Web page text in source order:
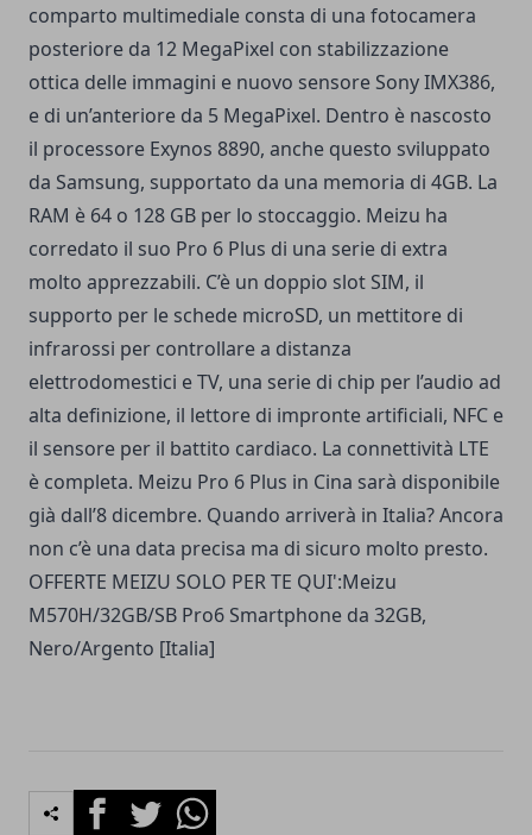
comparto multimediale consta di una fotocamera
posteriore da 12 MegaPixel con stabilizzazione
ottica delle immagini e nuovo sensore Sony IMX386,
e di un’anteriore da 5 MegaPixel. Dentro è nascosto
il processore Exynos 8890, anche questo sviluppato
da Samsung, supportato da una memoria di 4GB. La
RAM è 64 o 128 GB per lo stoccaggio. Meizu ha
corredato il suo Pro 6 Plus di una serie di extra
molto apprezzabili. C’è un doppio slot SIM, il
supporto per le schede microSD, un mettitore di
infrarossi per controllare a distanza
elettrodomestici e TV, una serie di chip per l’audio ad
alta definizione, il lettore di impronte artificiali, NFC e
il sensore per il battito cardiaco. La connettività LTE
è completa. Meizu Pro 6 Plus in Cina sarà disponibile
già dall’8 dicembre. Quando arriverà in Italia? Ancora
non c’è una data precisa ma di sicuro molto presto.
OFFERTE MEIZU SOLO PER TE QUI':Meizu
M570H/32GB/SB Pro6 Smartphone da 32GB,
Nero/Argento [Italia]
FacebookTwitterWhatsapp